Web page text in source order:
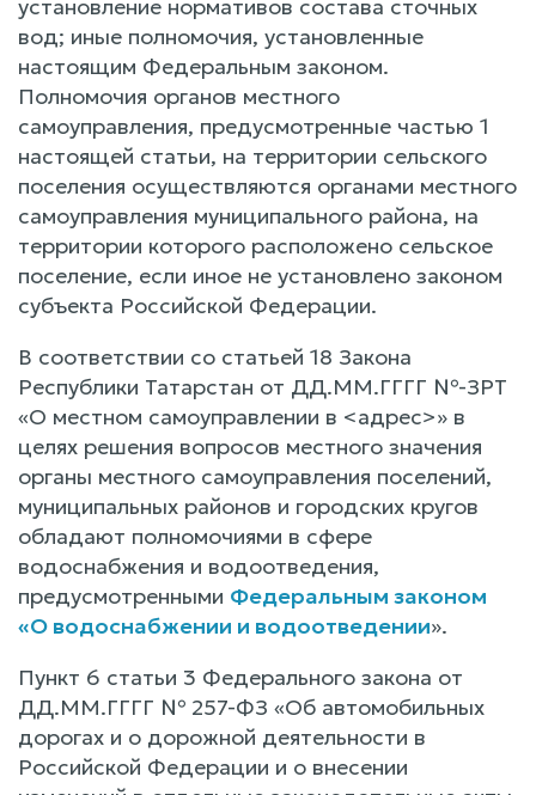
установление нормативов состава сточных
вод; иные полномочия, установленные
настоящим Федеральным законом.
Полномочия органов местного
самоуправления, предусмотренные частью 1
настоящей статьи, на территории сельского
поселения осуществляются органами местного
самоуправления муниципального района, на
территории которого расположено сельское
поселение, если иное не установлено законом
субъекта Российской Федерации.
В соответствии со статьей 18 Закона
Республики Татарстан от ДД.ММ.ГГГГ №-ЗРТ
«О местном самоуправлении в <адрес>» в
целях решения вопросов местного значения
органы местного самоуправления поселений,
муниципальных районов и городских кругов
обладают полномочиями в сфере
водоснабжения и водоотведения,
предусмотренными Федеральным законом
«О водоснабжении и водоотведении».
Пункт 6 статьи 3 Федерального закона от
ДД.ММ.ГГГГ № 257-ФЗ «Об автомобильных
дорогах и о дорожной деятельности в
Российской Федерации и о внесении